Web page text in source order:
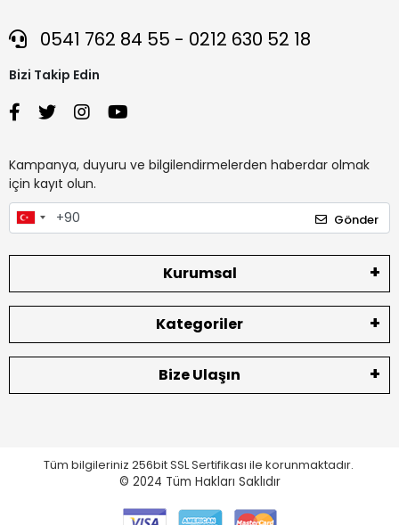
0541 762 84 55 - 0212 630 52 18
Bizi Takip Edin
Kampanya, duyuru ve bilgilendirmelerden haberdar olmak
için kayıt olun.
Gönder
Kurumsal
Kategoriler
Bize Ulaşın
Tüm bilgileriniz 256bit SSL Sertifikası ile korunmaktadır.
© 2024 Tüm Hakları Saklıdır